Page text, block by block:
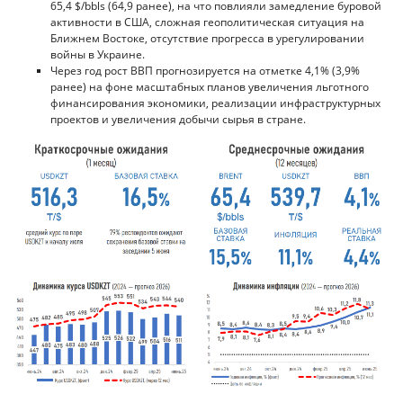
65,4 $/bbls (64,9 ранее), на что повлияли замедление буровой
активности в США, сложная геополитическая ситуация на
Ближнем Востоке, отсутствие прогресса в урегулировании
войны в Украине.
Через год рост ВВП прогнозируется на отметке 4,1% (3,9%
ранее) на фоне масштабных планов увеличения льготного
финансирования экономики, реализации инфраструктурных
проектов и увеличения добычи сырья в стране.